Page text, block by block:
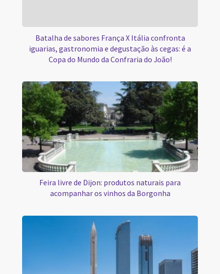
Batalha de sabores França X Itália confronta
iguarias, gastronomia e degustação às cegas: é a
Copa do Mundo da Confraria do João!
Feira livre de Dijon: produtos naturais para
acompanhar os vinhos da Borgonha